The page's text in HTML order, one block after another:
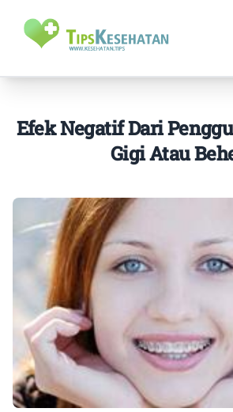
Efek Negatif Dari
Gigi Atau